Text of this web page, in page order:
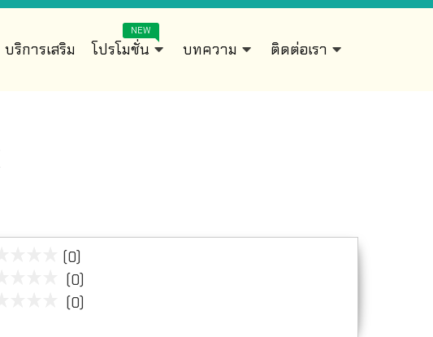
บริการเสริม โปรโมชั่น
NEW
บทความ ติดต่อเรา
(0)
(0)
(0)